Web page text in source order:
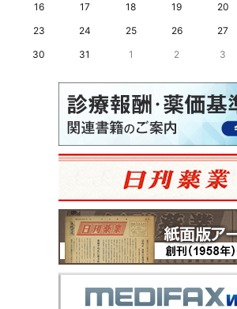
16
17 18 19 20
23
24 25 26 27
30
31 1 2 3